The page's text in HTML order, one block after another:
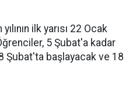
ilk yarısı 22 Ocak
5 Şubat'a kadar
Şubat'ta başlayacak ve 18